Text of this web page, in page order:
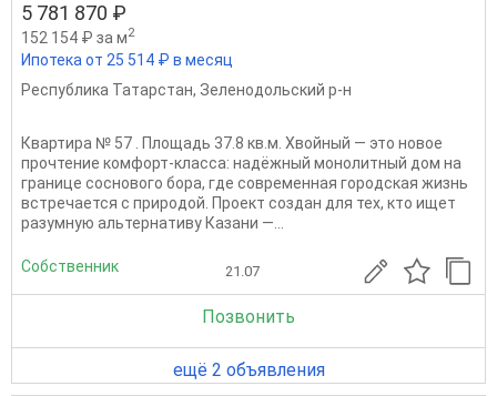
5 781 870 ₽
152 154 ₽ за м2
Ипотека от 25 514 ₽ в месяц
Республика Татарстан, Зеленодольский р-н
Квартира № 57 . Площадь 37.8 кв.м. Хвойный — это новое
прочтение комфорт‑класса: надёжный монолитный дом на
границе соснового бора, где современная городская жизнь
встречается с природой. Проект создан для тех, кто ищет
разумную альтернативу Казани —...
Собственник 21.07
Позвонить
ещё 2 объявления